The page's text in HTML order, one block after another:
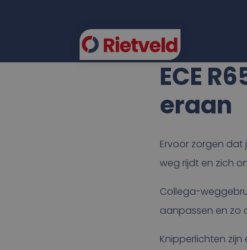
ECE
eraan
Ervoor zorgen
weg rijdt en zich
Collega-
aanpassen en zo
Knipperlichten